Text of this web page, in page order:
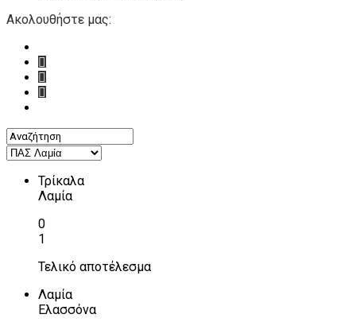
Ακολουθήστε μας:
Τρίκαλα
Λαμία
0
1
Τελικό αποτέλεσμα
Λαμία
Ελασσόνα